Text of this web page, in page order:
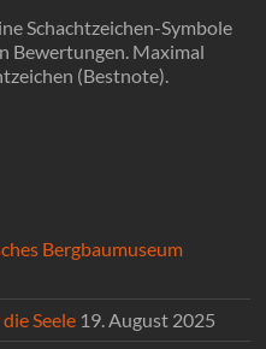
Schachtzeichen-Symbole
Bewertungen. Maximal
(Bestnote).
Bergbaumuseum
Seele 19. August 2025